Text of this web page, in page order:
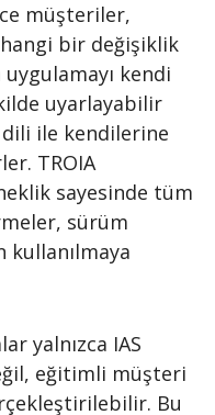
müşteriler,
bir değişiklik
kendi
uyarlayabilir
ile kendilerine
TROIA
sayesinde tüm
sürüm
kullanılmaya
yalnızca IAS
eğitimli müşteri
Bu